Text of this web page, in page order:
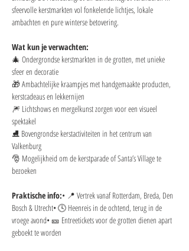
sfeervolle kerstmarkten vol fonkelende lichtjes, lokale
ambachten en pure winterse betovering.
Wat kun je verwachten:
🎄 Ondergrondse kerstmarkten in de grotten, met unieke
sfeer en decoratie
🎁 Ambachtelijke kraampjes met handgemaakte producten,
kerstcadeaus en lekkernijen
🎆 Lichtshows en mergelkunst zorgen voor een visueel
spektakel
⛸️ Bovengrondse kerstactiviteiten in het centrum van
Valkenburg
🎅 Mogelijkheid om de kerstparade of Santa’s Village te
bezoeken
Praktische info:• 📍 Vertrek vanaf Rotterdam, Breda, Den
Bosch & Utrecht• 🕓 Heenreis in de ochtend, terug in de
vroege avond• 🎫 Entreetickets voor de grotten dienen apart
geboekt te worden